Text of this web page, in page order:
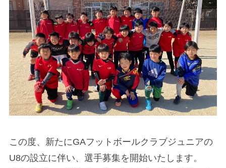
この度、新たにGAフットボールクラブジュニアの
U8の設立に伴い、選手募集を開始いたします。